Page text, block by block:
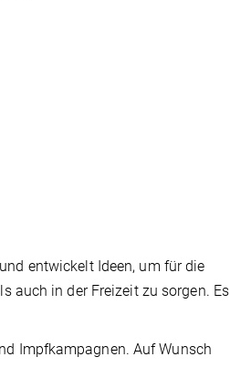
entwickelt Ideen, um für die
auch in der Freizeit zu sorgen. Es
Impfkampagnen. Auf Wunsch